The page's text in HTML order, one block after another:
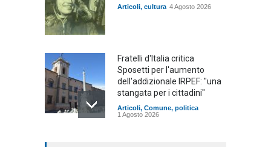
Articoli, cultura 4 Agosto 2026
Fratelli d'Italia critica
Sposetti per l'aumento
dell'addizionale IRPEF: "una
stangata per i cittadini"
Articoli, Comune, politica
1 Agosto 2026